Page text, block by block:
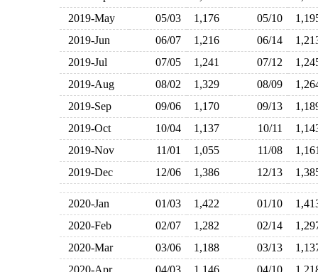
2019-May
05/03 1,176 05/10
2019-Jun
06/07 1,216 06/14
2019-Jul
07/05 1,241 07/12
2019-Aug
08/02 1,329 08/09
2019-Sep
09/06 1,170 09/13
2019-Oct
10/04 1,137 10/11
2019-Nov
11/01 1,055 11/08
2019-Dec
12/06 1,386 12/13
2020-Jan 01/03 1,422 01/10
2020-Feb
02/07 1,282 02/14
2020-Mar
03/06 1,188 03/13
2020-Apr
04/03 1,146 04/10